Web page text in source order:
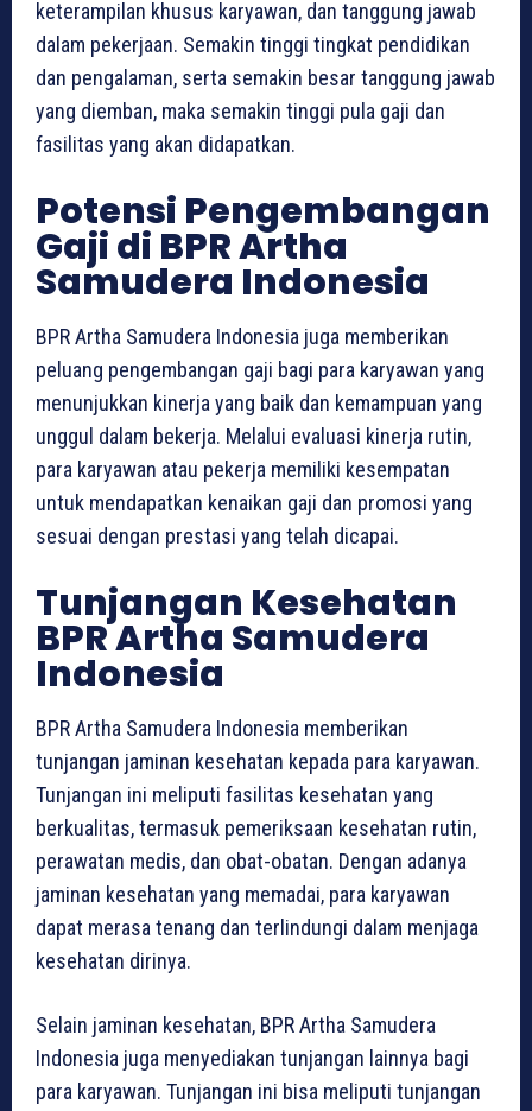
keterampilan khusus karyawan, dan tanggung jawab
dalam pekerjaan. Semakin tinggi tingkat pendidikan
dan pengalaman, serta semakin besar tanggung jawab
yang diemban, maka semakin tinggi pula gaji dan
fasilitas yang akan didapatkan.
Potensi Pengembangan
Gaji di BPR Artha
Samudera Indonesia
BPR Artha Samudera Indonesia juga memberikan
peluang pengembangan gaji bagi para karyawan yang
menunjukkan kinerja yang baik dan kemampuan yang
unggul dalam bekerja. Melalui evaluasi kinerja rutin,
para karyawan atau pekerja memiliki kesempatan
untuk mendapatkan kenaikan gaji dan promosi yang
sesuai dengan prestasi yang telah dicapai.
Tunjangan Kesehatan
BPR Artha Samudera
Indonesia
BPR Artha Samudera Indonesia memberikan
tunjangan jaminan kesehatan kepada para karyawan.
Tunjangan ini meliputi fasilitas kesehatan yang
berkualitas, termasuk pemeriksaan kesehatan rutin,
perawatan medis, dan obat-obatan. Dengan adanya
jaminan kesehatan yang memadai, para karyawan
dapat merasa tenang dan terlindungi dalam menjaga
kesehatan dirinya.
Selain jaminan kesehatan, BPR Artha Samudera
Indonesia juga menyediakan tunjangan lainnya bagi
para karyawan. Tunjangan ini bisa meliputi tunjangan